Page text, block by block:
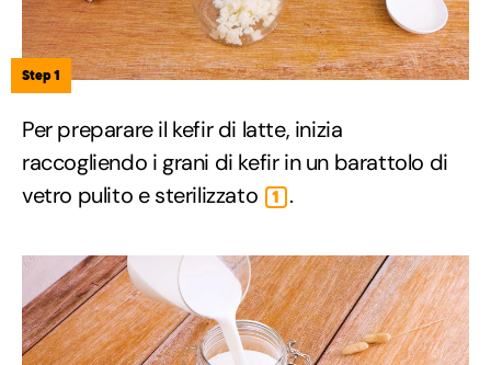
Step 1
Per preparare il kefir di latte, inizia
raccogliendo i grani di kefir in un barattolo di
vetro pulito e sterilizzato
1 .